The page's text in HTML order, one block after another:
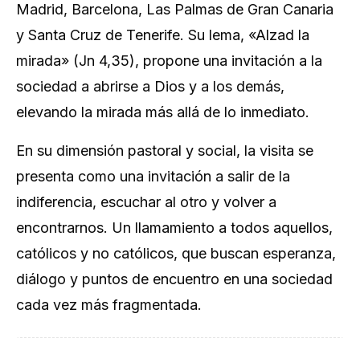
Madrid, Barcelona, Las Palmas de Gran Canaria
y Santa Cruz de Tenerife. Su lema, «Alzad la
mirada» (Jn 4,35), propone una invitación a la
sociedad a abrirse a Dios y a los demás,
elevando la mirada más allá de lo inmediato.
En su dimensión pastoral y social, la visita se
presenta como una invitación a salir de la
indiferencia, escuchar al otro y volver a
encontrarnos. Un llamamiento a todos aquellos,
católicos y no católicos, que buscan esperanza,
diálogo y puntos de encuentro en una sociedad
cada vez más fragmentada.